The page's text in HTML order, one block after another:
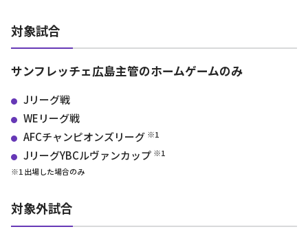
対象試合
サンフレッチェ広島主管のホームゲームのみ
Jリーグ戦
WEリーグ戦
AFCチャンピオンズリーグ ※1
JリーグYBCルヴァンカップ ※1
※1 出場した場合のみ
対象外試合